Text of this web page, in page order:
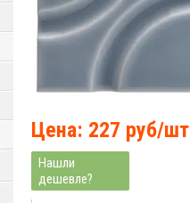
Цена: 227 руб/шт
Нашли
дешевле?